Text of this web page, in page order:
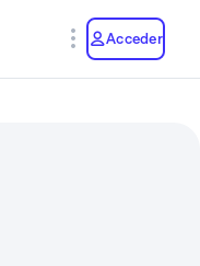
Acceder